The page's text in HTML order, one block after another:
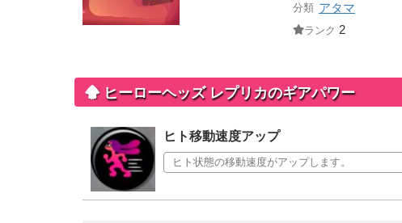
分類 アタマ
ランク 2
ヒーローヘッズ レプリカのギアパワー
ヒト移動速度アップ
ヒト状態の移動速度がアップします。